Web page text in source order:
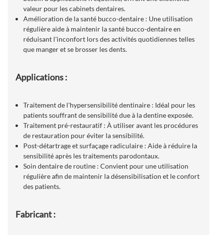
valeur pour les cabinets dentaires.
Amélioration de la santé bucco-dentaire : Une utilisation
régulière aide à maintenir la santé bucco-dentaire en
réduisant l'inconfort lors des activités quotidiennes telles
que manger et se brosser les dents.
Applications :
Traitement de l'hypersensibilité dentinaire : Idéal pour les
patients souffrant de sensibilité due à la dentine exposée.
Traitement pré-restauratif : À utiliser avant les procédures
de restauration pour éviter la sensibilité.
Post-détartrage et surfaçage radiculaire : Aide à réduire la
sensibilité après les traitements parodontaux.
Soin dentaire de routine : Convient pour une utilisation
régulière afin de maintenir la désensibilisation et le confort
des patients.
Fabricant :